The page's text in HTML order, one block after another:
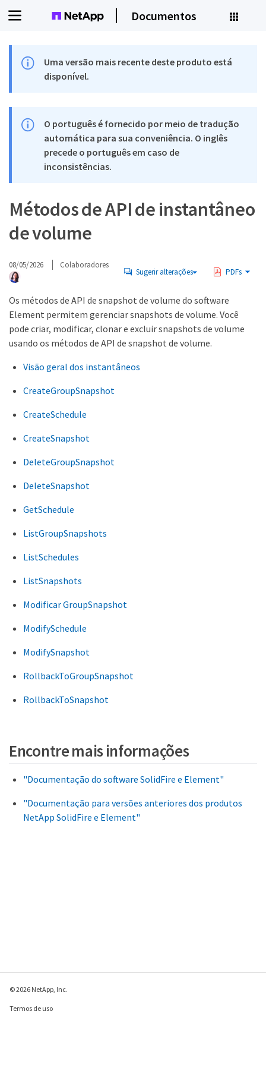
Documentos
Uma versão mais recente deste produto está
disponível.
O português é fornecido por meio de tradução
automática para sua conveniência. O inglês
precede o português em caso de
inconsistências.
Métodos de API de instantâneo
de volume
08/05/2026 Colaboradores
Sugerir alterações PDFs
Os métodos de API de snapshot de volume do software
Element permitem gerenciar snapshots de volume. Você
pode criar, modificar, clonar e excluir snapshots de volume
usando os métodos de API de snapshot de volume.
Visão geral dos instantâneos
CreateGroupSnapshot
CreateSchedule
CreateSnapshot
DeleteGroupSnapshot
DeleteSnapshot
GetSchedule
ListGroupSnapshots
ListSchedules
ListSnapshots
Modificar GroupSnapshot
ModifySchedule
ModifySnapshot
RollbackToGroupSnapshot
RollbackToSnapshot
Encontre mais informações
"Documentação do software SolidFire e Element"
"Documentação para versões anteriores dos produtos
NetApp SolidFire e Element"
© 2026 NetApp, Inc.
Termos de uso